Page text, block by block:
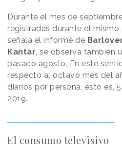
Durante el mes de
registradas durante el
señala el informe de
Kantar , se observa también
pasado agosto. En este
respecto al octavo mes del
diarios por persona, esto es,
2019.
El consumo televisivo